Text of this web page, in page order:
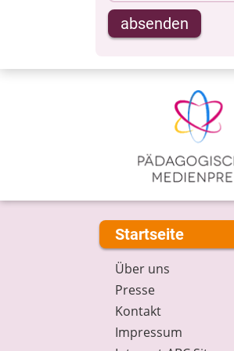
absenden
Startseite
Über uns
Presse
Kontakt
Impressum